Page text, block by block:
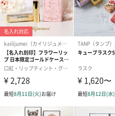
生花
生花のブーケを同梱します。
※9-15時にご注文いただく場合、
も1日遅くなります。